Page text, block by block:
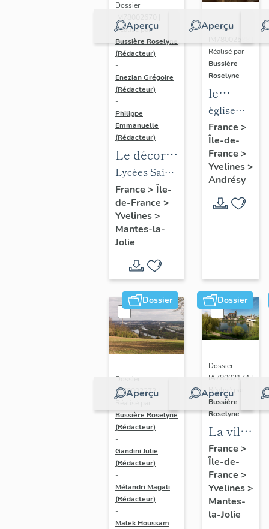
Aperçu
Dossier
IM78002670 |
Réalisé par
Bussière Roselyne
(Rédacteur)
-
Enezian Grégoire
(Rédacteur)
-
Philippe
Emmanuelle
(Rédacteur)
Le décor
des lycées
de Mantes
Lycées Saint-
Exupéry et
Jean Rostand
France > Île-
de-France >
Yvelines>
Mantes-la-
Jolie
Aperçu
Dossier
Réalisé par
Bussière
Roselyne
le
mobilier
de
l'église
Saint-
Germain-
de-
Paris
église
paroissiale
Saint-
Germain
France >
Île-de-
France >
Yvelines>
Andrésy
Dossier
Aperçu
Dossier
IA78002272 |
Bussière Roselyne
(Rédacteur)
-
Gandini Julie
(Rédacteur)
-
Mélandri Magali
(Rédacteur)
-
Malek Houssam
Dossier
Aperçu
Dossier
IA78002174 |
Réalisé par
Bussière
Roselyne
La ville
de
Mantes-
la-Jolie
France >
Île-de-
France >
Yvelines>
Mantes-
la-Jolie